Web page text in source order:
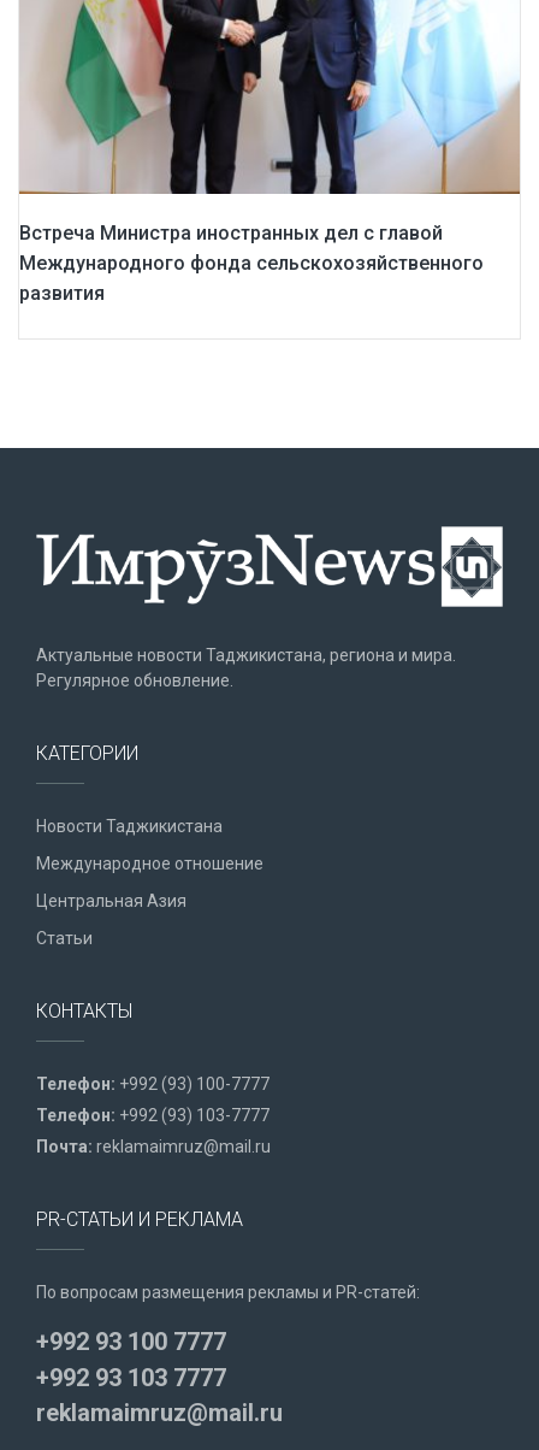
Встреча Министра иностранных дел с главой
Международного фонда сельскохозяйственного
развития
Актуальные новости Таджикистана, региона и мира.
Регулярное обновление.
КАТЕГОРИИ
Новости Таджикистана
Международное отношение
Центральная Азия
Статьи
КОНТАКТЫ
Телефон: +992 (93) 100-7777
Телефон: +992 (93) 103-7777
Почта: reklamaimruz@mail.ru
PR-СТАТЬИ И РЕКЛАМА
По вопросам размещения рекламы и PR-статей:
+992 93 100 7777
+992 93 103 7777
reklamaimruz@mail.ru